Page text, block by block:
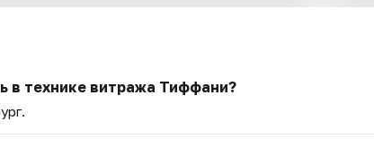
в технике витража Тиффани?